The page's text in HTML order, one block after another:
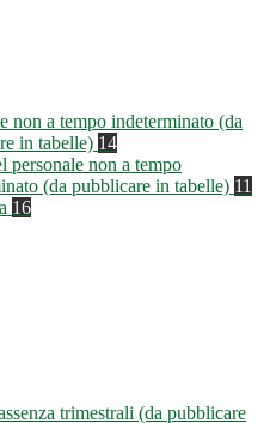
non a tempo indeterminato (da
in tabelle) 14
personale non a tempo
(da pubblicare in tabelle) 11
16
trimestrali (da pubblicare